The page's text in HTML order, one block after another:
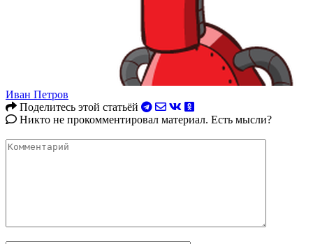
Иван Петров
Поделитесь этой статьёй
Никто не прокомментировал материал. Есть мысли?